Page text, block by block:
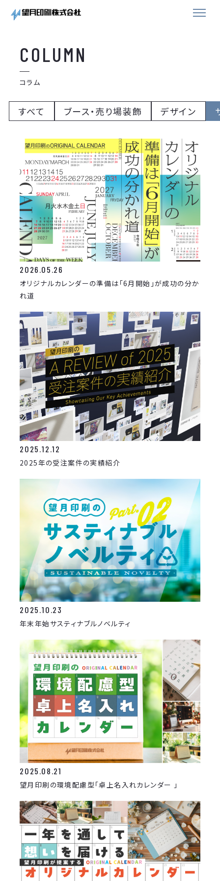
COLUMN
コラム
すべて ブース・売り場装飾 デザイン
2026.05.26
オリジナルカレンダーの準備は「6月開始」が成功の分か
れ道
2025.12.12
2025年の受注案件の実績紹介
2025.10.23
年末年始サスティナブルノベルティ
2025.08.21
望月印刷の環境配慮型「卓上名入れカレンダー 」